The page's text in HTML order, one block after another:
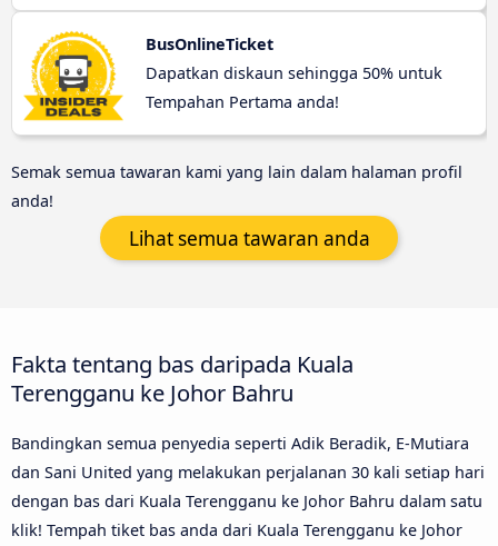
BusOnlineTicket
Dapatkan diskaun sehingga 50% untuk
Tempahan Pertama anda!
Semak semua tawaran kami yang lain dalam halaman profil
anda!
Lihat semua tawaran anda
Fakta tentang bas daripada Kuala
Terengganu ke Johor Bahru
Bandingkan semua penyedia seperti Adik Beradik, E-Mutiara
dan Sani United yang melakukan perjalanan 30 kali setiap hari
dengan bas dari Kuala Terengganu ke Johor Bahru dalam satu
klik! Tempah tiket bas anda dari Kuala Terengganu ke Johor